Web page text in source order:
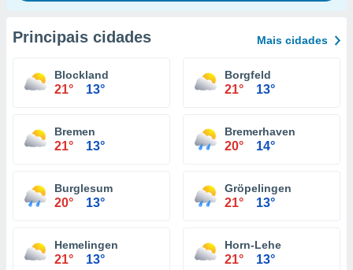
Principais cidades Mais cidades
Blockland
21° 13°
Borgfeld
21° 13°
Bremen
21° 13°
Bremerhaven
20° 14°
Burglesum
20° 13°
Gröpelingen
21° 13°
Hemelingen
21° 13°
Horn-Lehe
21° 13°